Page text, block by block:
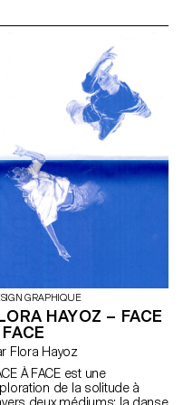
les proportions, les
de chaque
tout en portant une
particulière à la
visuelle et à la
du tracé.
GRAPHIQUE
HAYOZ – FACE
par Flora Hayoz
À FACE est une
de la solitude à
deux médiums: la danse